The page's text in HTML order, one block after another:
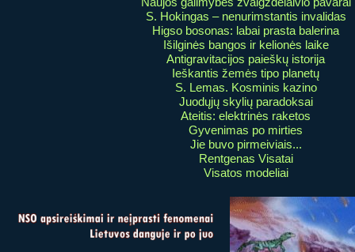
S. Hokingas – nenurimstantis invalidas
Higso bosonas: labai prasta balerina
Išilginės bangos ir kelionės laike
Antigravitacijos paieškų istorija
Ieškantis žemės tipo planetų
S. Lemas. Kosminis kazino
Juodųjų skylių paradoksai
Ateitis: elektrinės raketos
Gyvenimas po mirties
Jie buvo pirmeiviais...
Rentgenas Visatai
Visatos modeliai